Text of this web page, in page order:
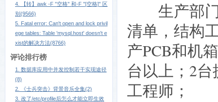
4. 【转】awk -F "空格" 和-F "[空格]" 区
别(9566)
5. Fatal error: Can't open and lock privil
ege tables: Table 'mysql.host' doesn't e
xist的解决方法(8766)
评论排行榜
1. 数据库应用中并发控制若干实现途径
(8)
2. 《士兵突击》背景音乐全集(2)
3. 改了/etc/profile后怎么才能立即生效
生产部门
清单，结构
产PCB和机
台以上；2
工程师；